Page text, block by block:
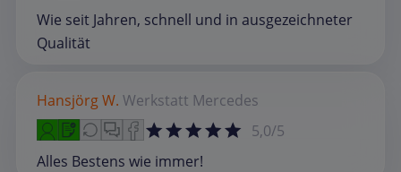
Wie seit Jahren, schnell und in ausgezeichneter
Qualität
Hansjörg W. Werkstatt Mercedes
5,0/5
Alles Bestens wie immer!